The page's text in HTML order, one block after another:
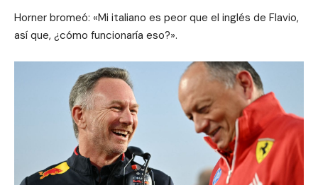
Horner bromeó: «Mi italiano es peor que el inglés de Flavio,
así que, ¿cómo funcionaría eso?».